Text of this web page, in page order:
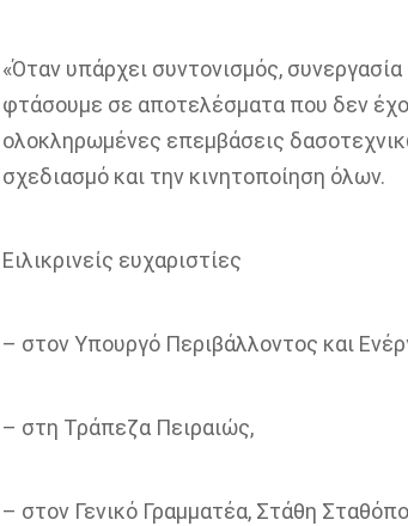
«Όταν υπάρχει συντονισμός,
φτάσουμε σε αποτελέσματα που δεν
ολοκληρωμένες επεμβάσεις
σχεδιασμό και την κινητοποίηση όλων.
Ειλικρινείς ευχαριστίες
– στον Υπουργό Περιβάλλοντος και
– στη Τράπεζα Πειραιώς,
– στον Γενικό Γραμματέα, Στάθη